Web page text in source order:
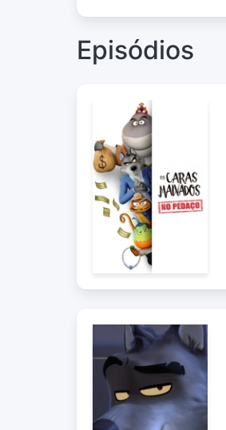
Episódios